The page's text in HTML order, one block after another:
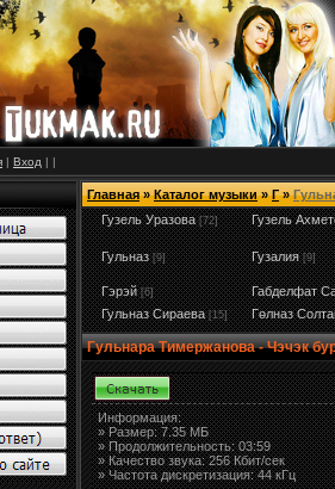
| Вход | |
Главная»Каталог музыки»Г»
Гузель Уразова [72] Гузель
Гульназ [9] Гузалия [9]
Гэрэй [6]
Габделфат
Гульназ Сираева [15] Гөлназ
Гульнара Тимержанова - Чэчэк
Информация:
»Размер:7.35 МБ
» Продолжительность: 03:59
» Качество звука: 256 Кбит/сек
» Частота дискретизация: 44 кГц